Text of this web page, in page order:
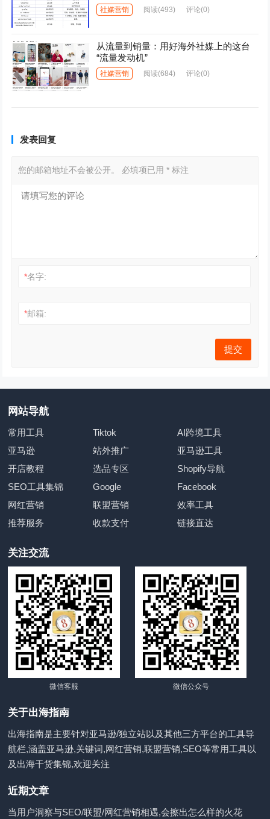
社媒营销 阅读(493) 评论(0)
从流量到销量：用好海外社媒上的这台
“流量发动机”
社媒营销 阅读(684) 评论(0)
发表回复
您的邮箱地址不会被公开。 必填项已用* 标注
*名字:
*邮箱:
网站导航
常用工具 Tiktok
AI跨境工具
亚马逊
站外推广
亚马逊工具
开店教程
选品专区
Shopify导航
SEO工具集锦
Google
Facebook
网红营销
联盟营销
效率工具
推荐服务
收款支付 链接直达
关注交流
微信客服 微信公众号
关于出海指南
出海指南是主要针对亚马逊/独立站以及其他三方平台的工具导
航栏,涵盖亚马逊,关键词,网红营销,联盟营销,SEO等常用工具以
及出海干货集锦,欢迎关注
近期文章
当用户洞察与SEO/联盟/网红营销相遇,会擦出怎么样的火花